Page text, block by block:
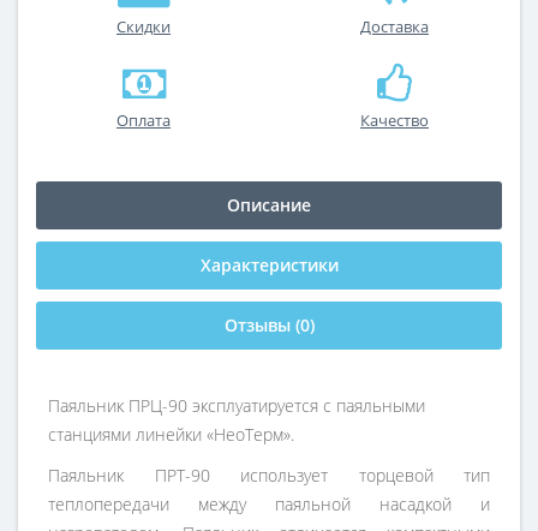
Скидки Доставка
Оплата Качество
Описание
Характеристики
Отзывы (0)
Паяльник ПРЦ-90 эксплуатируется с паяльными
станциями линейки «НеоТерм».
Паяльник ПРТ-90 использует торцевой тип
теплопередачи между паяльной насадкой и